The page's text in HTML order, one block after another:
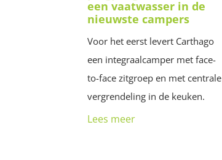
een vaatwasser in de
nieuwste campers
Voor het eerst levert Carthago
een integraalcamper met face-
to-face zitgroep en met centrale
vergrendeling in de keuken.
Lees meer